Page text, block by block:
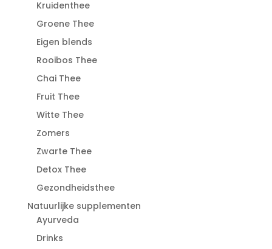
Kruidenthee
Groene Thee
Eigen blends
Rooibos Thee
Chai Thee
Fruit Thee
Witte Thee
Zomers
Zwarte Thee
Detox Thee
Gezondheidsthee
Natuurlijke supplementen
Ayurveda
Drinks